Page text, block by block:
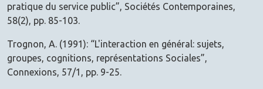
pratique du service public”, Sociétés Contemporaines,
58(2), pp. 85-103.
Trognon, A. (1991): “L'interaction en général: sujets,
groupes, cognitions, représentations Sociales”,
Connexions, 57/1, pp. 9-25.